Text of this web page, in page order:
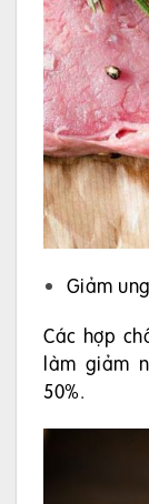
Giảm
Các hợp
làm giảm
50%.